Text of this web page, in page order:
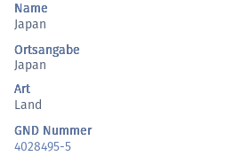
Name
Japan
Ortsangabe
Japan
Art
Land
GND Nummer
4028495-5